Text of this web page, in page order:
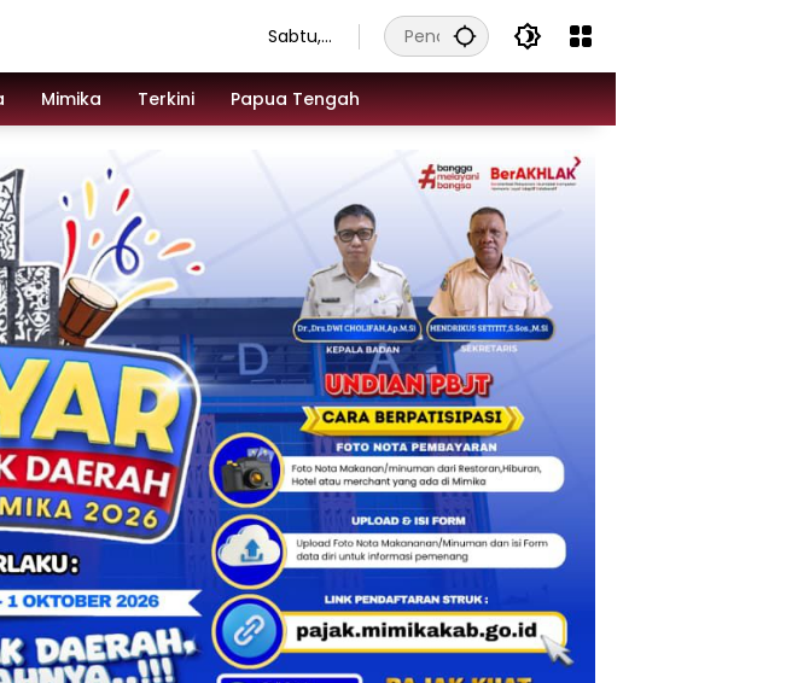
Sabtu,
Agustu
s 2026
Mimika Terkini Papua Tengah